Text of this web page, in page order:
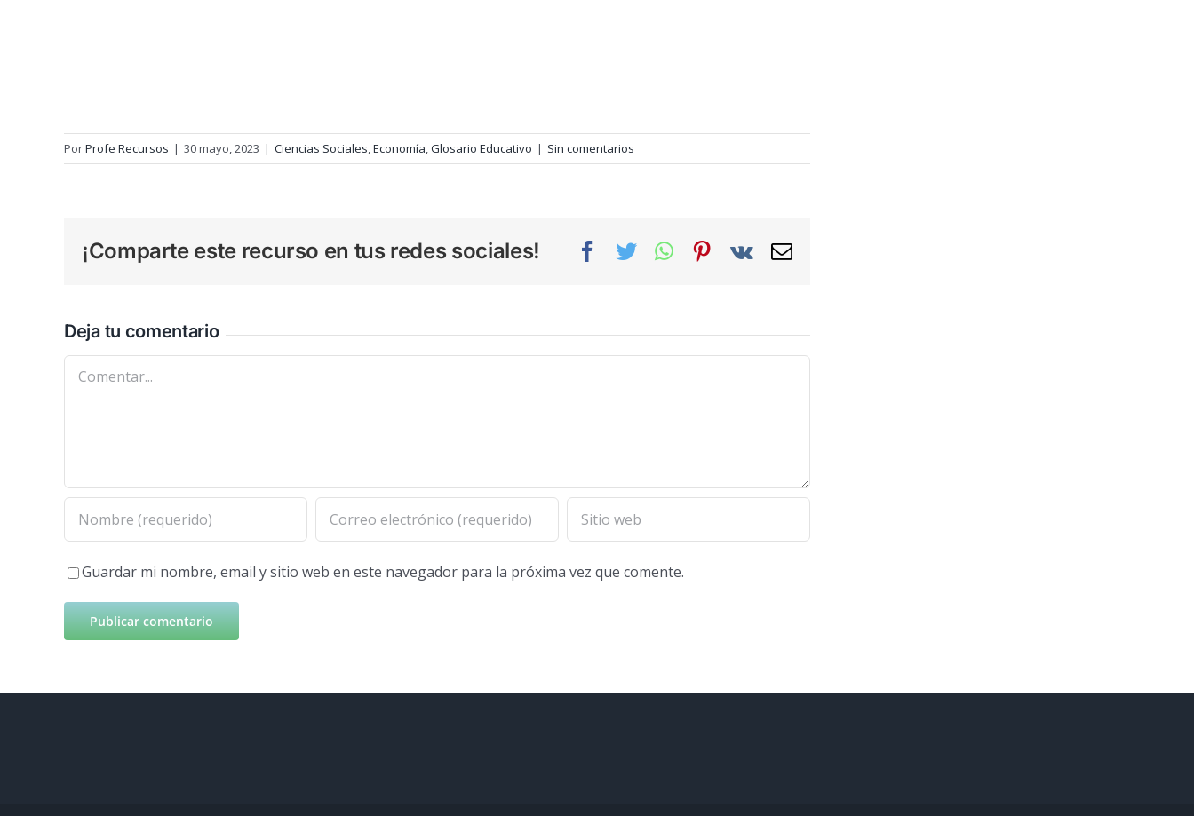
PorProfe Recursos | 30 mayo, 2023 | Ciencias Sociales,Economía,Glosario Educativo | Sin comentarios
¡Comparte este recurso en tus redes sociales! Facebook
TwitterWhatsAppPinterest
Vk
Correo
Deja tu comentario
Comentar
Guardar mi nombre, email y sitio web en este navegador para la próxima vez que comente.